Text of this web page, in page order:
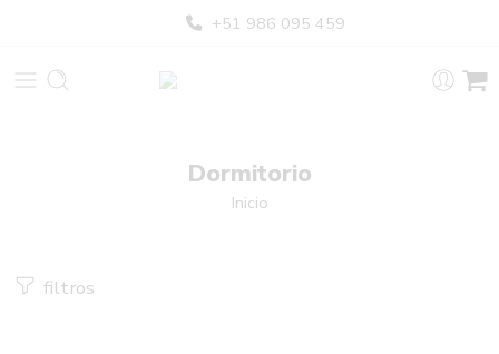
+51 986 095 459
Dormitorio
Inicio
filtros